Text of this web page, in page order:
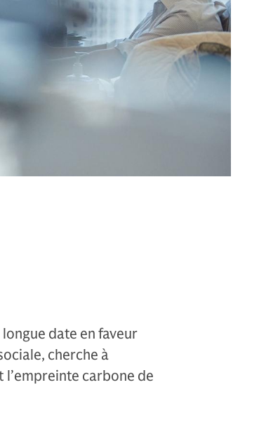
date en faveur
cherche à
carbone de